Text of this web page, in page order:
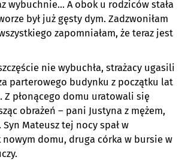
wybuchnie... A obok u rodziców stała
był już gęsty dym. Zadzwoniłam
zapomniałam, że teraz jest
nie wybuchła, strażacy ugasili
parterowego budynku z początku lat
Z płonącego domu uratowali się
obrażeń – pani Justyna z mężem,
Mateusz tej nocy spał w
domu, druga córka w bursie w